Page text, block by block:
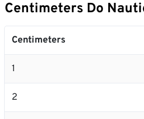
Centimeters Do
Centimeters
1
2